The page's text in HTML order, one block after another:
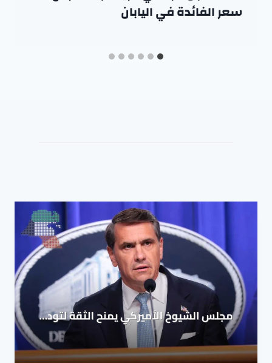
سعر الفائدة في اليابان